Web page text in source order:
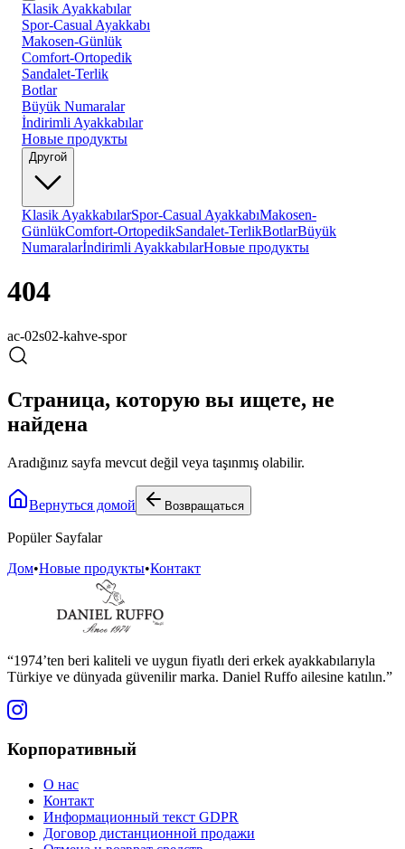
Klasik Ayakkabılar
Spor-Casual Ayakkabı
Makosen-Günlük
Comfort-Ortopedik
Sandalet-Terlik
Botlar
Büyük Numaralar
İndirimli Ayakkabılar
Новые продукты
Другой
Klasik AyakkabılarSpor-Casual AyakkabıMakosen-
GünlükComfort-OrtopedikSandalet-TerlikBotlarBüyük
Numaralarİndirimli AyakkabılarНовые продукты
404
ac-02s02-kahve-spor
Страница, которую вы ищете, не
найдена
Aradığınız sayfa mevcut değil veya taşınmış olabilir.
Вернуться домой Возвращаться
Popüler Sayfalar
Дом•Новые продукты•Контакт
“1974’ten beri kaliteli ve uygun fiyatlı deri erkek ayakkabılarıyla
Türkiye ve dünyada güvenilir marka. Daniel Ruffo ailesine katılın.”
Корпоративный
О нас
Контакт
Информационный текст GDPR
Договор дистанционной продажи